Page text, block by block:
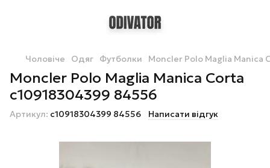
Чоловіче Одяг Футболки Moncler Polo Maglia Manica
Moncler Polo Maglia Manica Corta
c10918304399 84556
Артикул: c10918304399 84556 Написати відгук